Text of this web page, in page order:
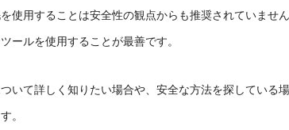
使用することは安全性の観点からも推奨されていませ
ールを使用することが最善です。
いて詳しく知りたい場合や、安全な方法を探している
。